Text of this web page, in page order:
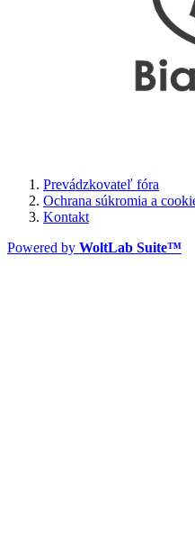
Prevádzkovateľ fóra
Ochrana súkromia a
Kontakt
Powered by WoltLab Suite™